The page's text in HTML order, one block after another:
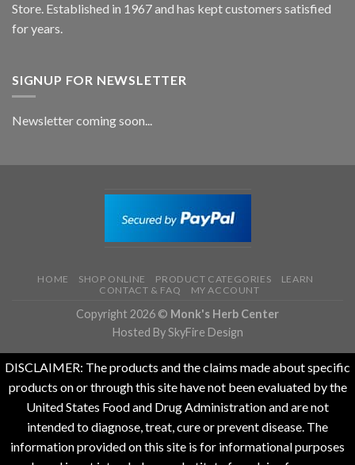
Store. Established in 1967 and has kept customers satisfied
for years.
SIGNUP FOR NEWSLETTER
Newsletter coming soon...
HOME SHOP ONLINE PRODUCT CATEGORIES
LEARN
CONTACT & FAQ
MY ACCOUNT
Copyright 2026 © Monk's Herb Center
Hosted By SkyFire Design
DISCLAIMER: The products and the claims made about specific
products on or through this site have not been evaluated by the
United States Food and Drug Administration and are not
intended to diagnose, treat, cure or prevent disease. The
information provided on this site is for informational purposes